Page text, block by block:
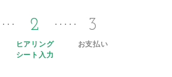
2
ヒアリング
シート入力
3
お支払い